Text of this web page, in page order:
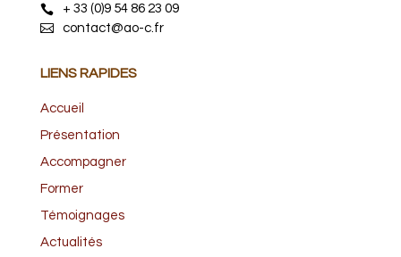
+ 33 (0)9 54 86 23 09
contact@ao-c.fr
LIENS RAPIDES
Accueil
Présentation
Accompagner
Former
Témoignages
Actualités